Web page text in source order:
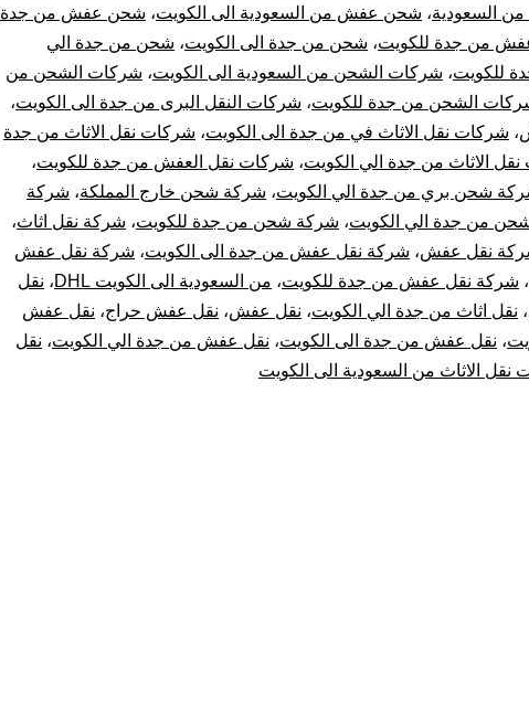
عفش
من
جدة
للكويت
السعودية، شحن عفش من السعودية الى الكويت، شحن عفش من جدة
من جدة للكويت، شحن من جدة الى الكويت، شحن من جدة الي
للكويت، شركات الشحن من السعودية الى الكويت، شركات الشحن من
الشحن من جدة للكويت، شركات النقل البرى من جدة الى الكويت،
، شركات نقل الاثاث في من جدة الى الكويت، شركات نقل الاثاث من جدة
الاثاث من جدة الي الكويت، شركات نقل العفش من جدة للكويت،
شحن بري من جدة الي الكويت، شركة شحن خارج المملكة، شركة
من جدة الي الكويت، شركة شحن من جدة للكويت، شركة نقل اثاث،
نقل عفش، شركة نقل عفش من جدة الى الكويت، شركة نقل عفش
، شركة نقل عفش من جدة للكويت، من السعودية الى الكويت DHL ، نقل
، نقل اثاث من جدة الي الكويت، نقل عفش، نقل عفش حراج، نقل عفش
، نقل عفش من جدة الى الكويت، نقل عفش من جدة الي الكويت، نقل
نقل الاثاث من السعودية الى الكويت